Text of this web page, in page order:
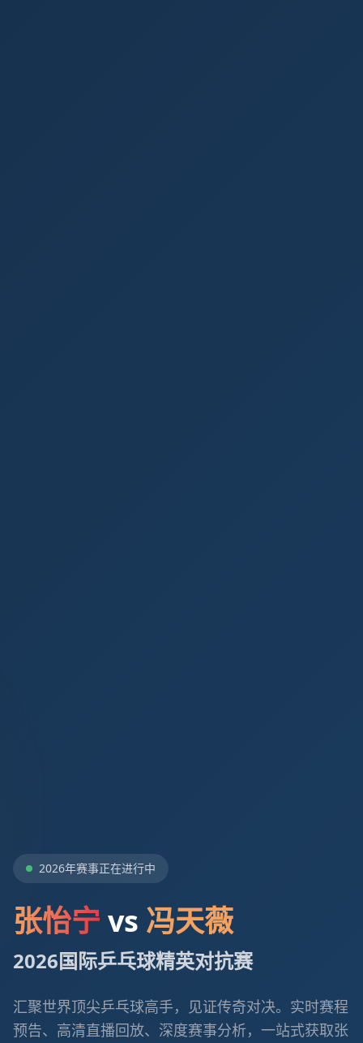
2026年赛事正在进行中
张怡宁 vs 冯天薇
2026国际乒乓球精英对抗赛
汇聚世界顶尖乒乓球高手，见证传奇对决。实时赛程
预告、高清直播回放、深度赛事分析，一站式获取张